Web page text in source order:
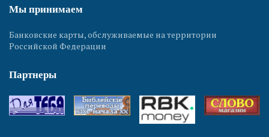
Мы принимаем
Банковские карты, обслуживаемые на территории
Российской Федерации
Партнеры